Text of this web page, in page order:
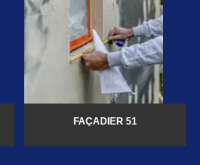
FAÇADIER 51